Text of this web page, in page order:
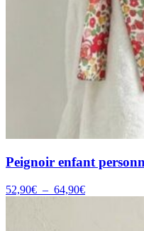
Peignoir enfant
52,90€ – 64,90€Plage